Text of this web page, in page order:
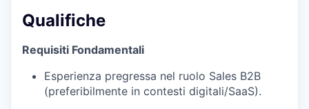
Qualifiche
Requisiti Fondamentali
Esperienza pregressa nel ruolo Sales B2B
(preferibilmente in contesti digitali/SaaS).